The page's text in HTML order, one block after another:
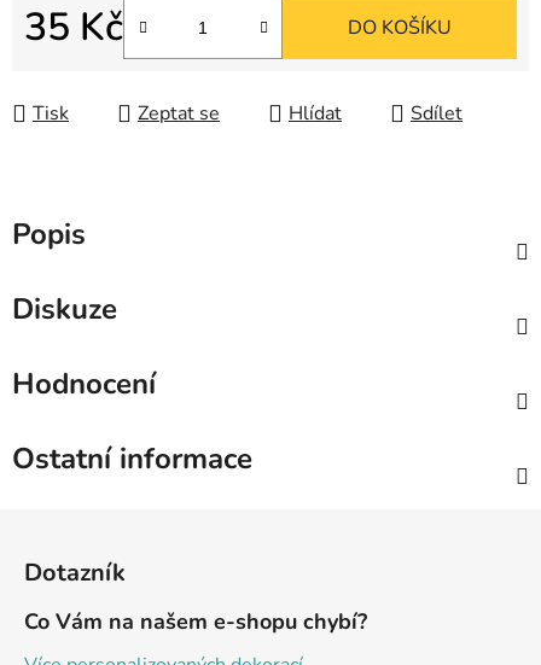
35 Kč
Měrná cena:
DO KOŠÍKU
Tisk Zeptat se Hlídat Sdílet
Popis
Diskuze
Hodnocení
Ostatní informace
Dotazník
Co Vám na našem e-shopu chybí?